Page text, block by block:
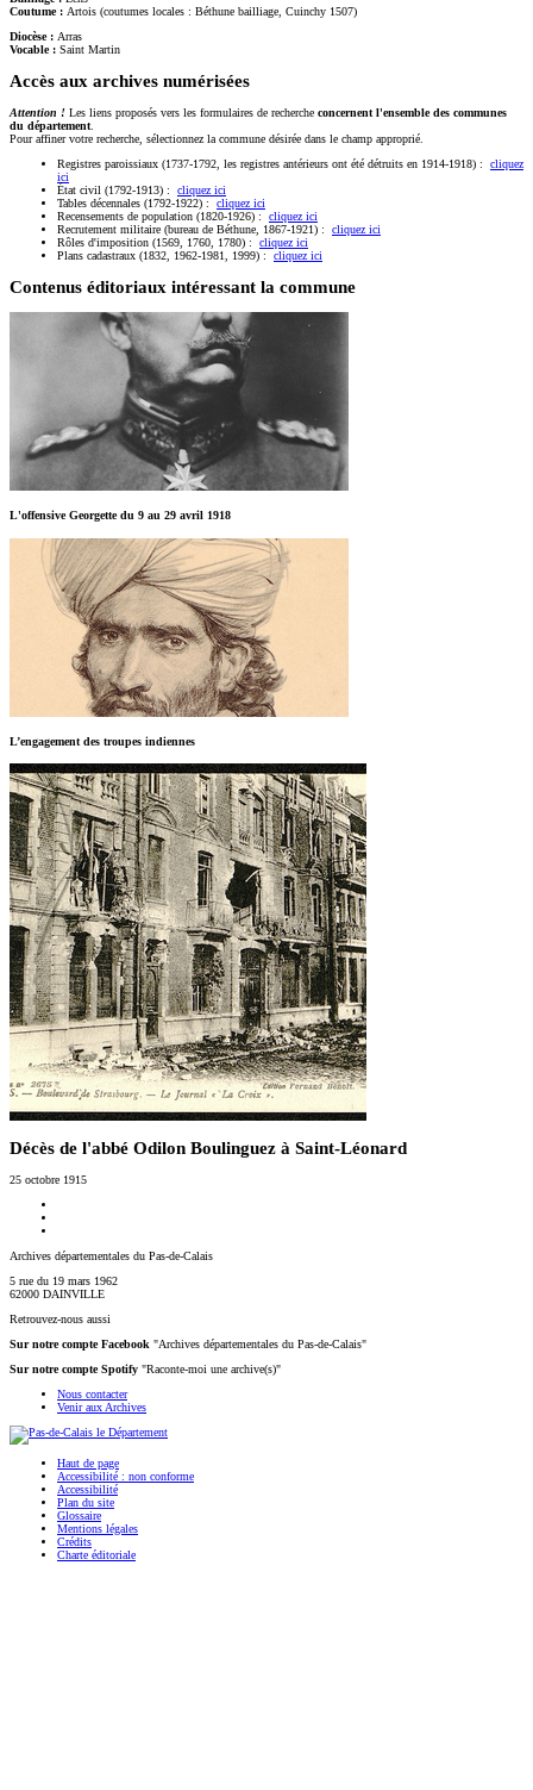
Coutume : Artois (coutumes locales : Béthune bailliage, Cuinchy 1507)
Diocèse : Arras
Vocable : Saint Martin
Accès aux archives numérisées
Attention ! Les liens proposés vers les formulaires de recherche concernent l'ensemble des communes
du département
Pour affiner votre recherche, sélectionnez la commune désirée dans le champ approprié.
Registres paroissiaux (1737-1792, les registres antérieurs ont été détruits en 1914-1918) : cliquez
ici
État civil (1792-1913) : cliquez ici
Tables décennales (1792-1922) : cliquez ici
Recensements de population (1820-1926) : cliquez ici
Recrutement militaire (bureau de Béthune, 1867-1921) : cliquez ici
Rôles d'imposition (1569, 1760, 1780) : cliquez ici
Plans cadastraux (1832, 1962-1981, 1999) : cliquez ici
Contenus éditoriaux intéressant la commune
L'offensive Georgette du 9 au 29 avril 1918
L’engagement des troupes indiennes
Décès de l'abbé Odilon Boulinguez à Saint-Léonard
25 octobre 1915
Archives départementales du Pas-de-Calais
5 rue du 19 mars 1962
62000 DAINVILLE
Retrouvez-nous aussi
Sur notre compte Facebook "Archives départementales du Pas-de-Calais"
Sur notre compte Spotify "Raconte-moi une archive(s)"
Nous contacter
Venir aux Archives
Haut de page
Accessibilité : non conforme
Accessibilité
Plan du site
Glossaire
Mentions légales
Crédits
Charte éditoriale